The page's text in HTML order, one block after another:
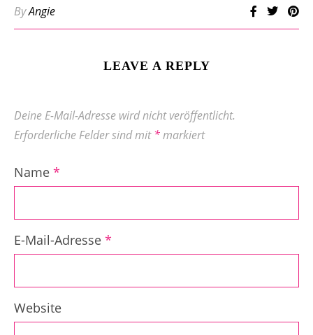
ByAngie
LEAVE A REPLY
Deine E-Mail-Adresse wird nicht veröffentlicht.
Erforderliche Felder sind mit*markiert
Name *
E-Mail-Adresse *
Website